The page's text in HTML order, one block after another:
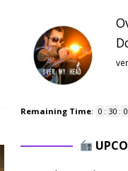
Remaining Time: 0 : 30 :